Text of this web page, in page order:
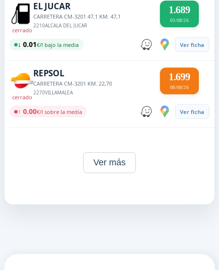
cerrado
EL JUCAR
CARRETERA CM-3201 47,1 KM. 47,1
2210ALCALA DEL JUCAR
1.689
03/08/26
↓ 0.01€/l bajo la media Ver ficha
cerrado
REPSOL
CARRETERA CM-3201 KM. 22,70
2270VILLAMALEA
1.699
08/08/26
↑ 0.00€/l sobre la media Ver ficha
Ver más